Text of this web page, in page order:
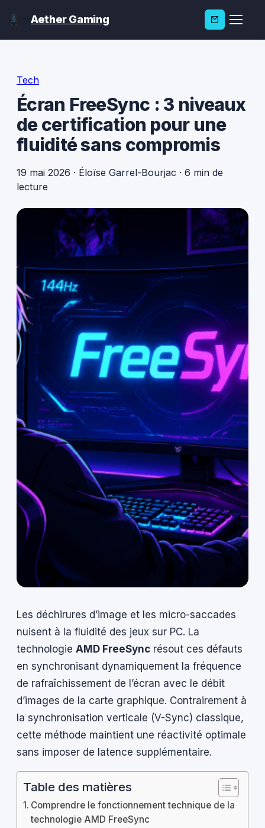
Aether Gaming
Tech
Écran FreeSync : 3 niveaux
de certification pour une
fluidité sans compromis
19 mai 2026 · Éloïse Garrel-Bourjac · 6 min de
lecture
Les déchirures d’image et les micro-saccades
nuisent à la fluidité des jeux sur PC. La
technologie AMD FreeSync résout ces défauts
en synchronisant dynamiquement la fréquence
de rafraîchissement de l’écran avec le débit
d’images de la carte graphique. Contrairement à
la synchronisation verticale (V-Sync) classique,
cette méthode maintient une réactivité optimale
sans imposer de latence supplémentaire.
Table des matières
Comprendre le fonctionnement technique de la
technologie AMD FreeSync